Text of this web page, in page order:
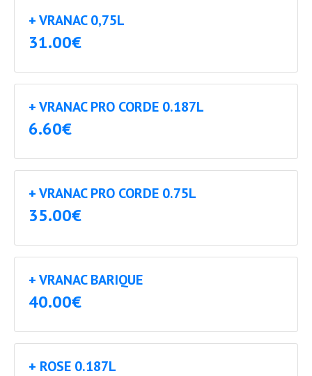
+ VRANAC 0,75L
31.00€
+ VRANAC PRO CORDE 0.187L
6.60€
+ VRANAC PRO CORDE 0.75L
35.00€
+ VRANAC BARIQUE
40.00€
+ ROSE 0.187L